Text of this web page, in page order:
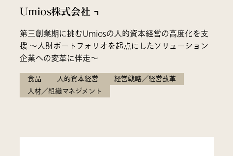
Umios株式会社
第三創業期に挑むUmiosの人的資本経営の高度化を支
援 ～人財ポートフォリオを起点にしたソリューション
企業への変革に伴走～
食品 人的資本経営
経営戦略／経営改革
人材／組織マネジメント